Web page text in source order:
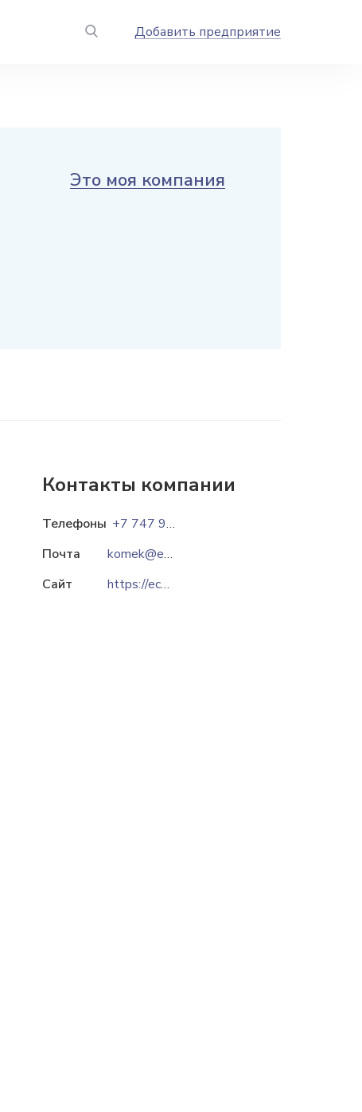
Добавить предприятие
Это моя компания
Контакты компании
Телефоны
+7 747 95 555 53
Почта
komek@ecoton.kz
Сайт
https://ecoton.kz